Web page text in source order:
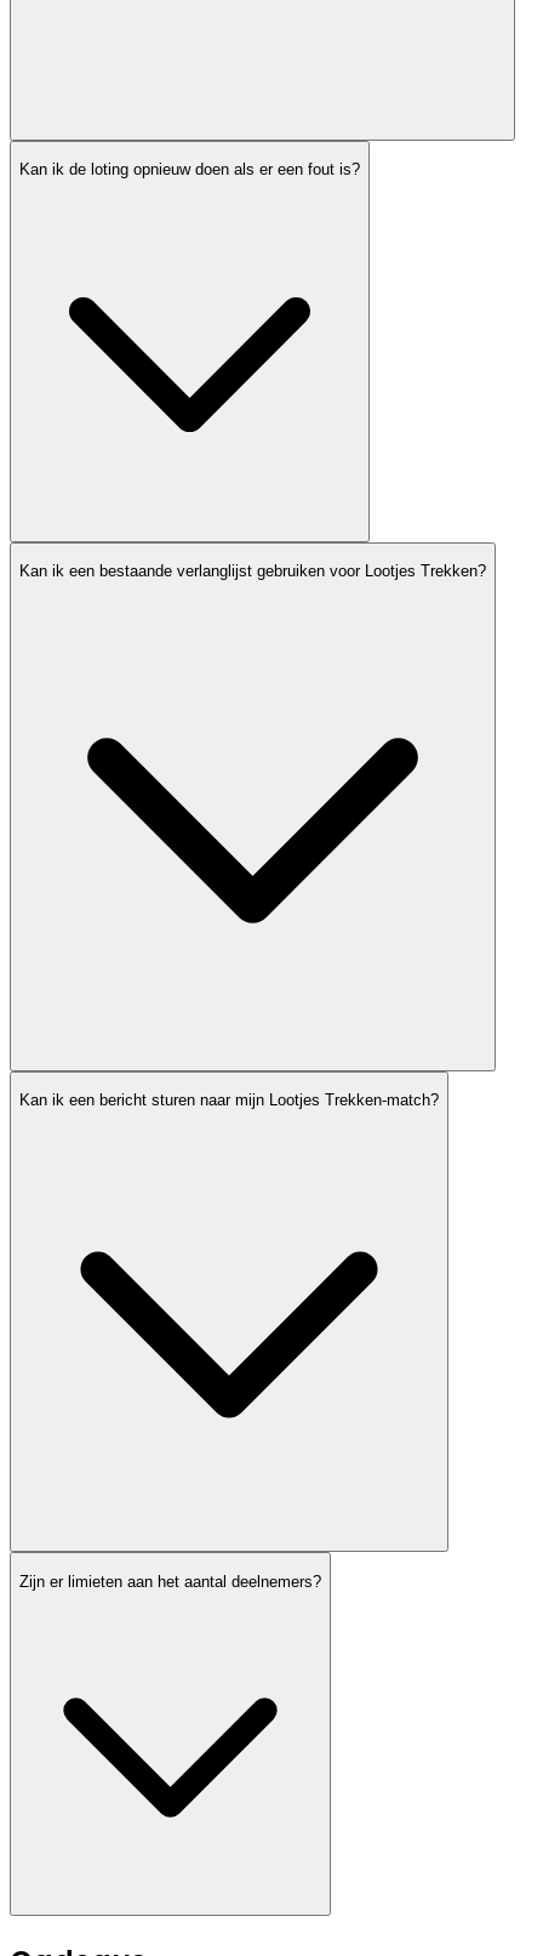
Kan ik de loting opnieuw doen als er een fout is?
Kan ik een bestaande verlanglijst gebruiken voor Lootjes Trekken?
Kan ik een bericht sturen naar mijn Lootjes Trekken-match?
Zijn er limieten aan het aantal deelnemers?